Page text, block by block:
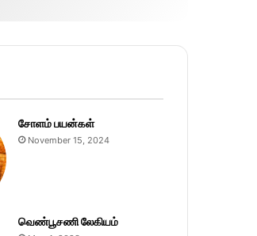
சோளம் பயன்கள்
November 15, 2024
வெண்பூசணி லேகியம்